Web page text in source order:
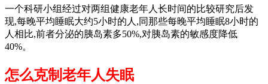
一个科研小组经过对两组健康老年人长时间的比较研究后发
现,每晚平均睡眠大约5小时的人,同那些每晚平均睡眠8小时的
人相比,前者分泌的胰岛素多50%,对胰岛素的敏感度降低
40%。
怎么克制老年人失眠